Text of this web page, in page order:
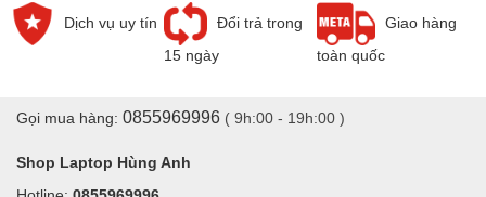
nhất nữa. Rất nhiều nhữnglaptop dell core i5 cũtrên thị trường
có cấu hình rất mới ra mắt cách đây chỉ 1 năm đổ lại. Cùng với đó
hiệu suất theo mình đánh giá còn khá ổn. Đồ điện tử có đặc tính
hao mòn vàlaptop dell core i5
mainboard và bộ phận tản nhiệt có vai trò rất quan trọng để máy
Dịch vụ uy tín
Đổi trả trong
15 ngày
Giao hàng
toàn quốc
Gọi mua hàng: 0855969996 ( 9h:00 - 19h:00 )
Shop Laptop Hùng Anh